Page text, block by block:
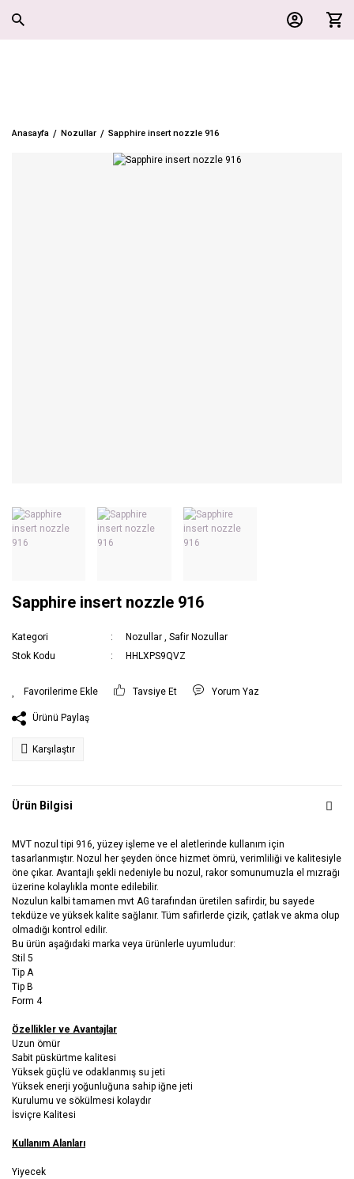
Anasayfa Nozullar Sapphire insert nozzle 916
Sapphire insert nozzle 916
Kategori Nozullar ,Safir Nozullar
Stok Kodu
HHLXPS9QVZ
Tavsiye Et Yorum Yaz
Ürünü Paylaş
Karşılaştır
Ürün Bilgisi
MVT nozul tipi 916, yüzey işleme ve el aletlerinde kullanım için
tasarlanmıştır. Nozul her şeyden önce hizmet ömrü, verimliliği ve kalitesiyle
öne çıkar. Avantajlı şekli nedeniyle bu nozul, rakor somunumuzla el mızrağı
üzerine kolaylıkla monte edilebilir.
Nozulun kalbi tamamen mvt AG tarafından üretilen safirdir, bu sayede
tekdüze ve yüksek kalite sağlanır. Tüm safirlerde çizik, çatlak ve akma olup
olmadığı kontrol edilir.
Bu ürün aşağıdaki marka veya ürünlerle uyumludur:
Stil 5
Tip A
Tip B
Form 4
Özellikler ve Avantajlar
Uzun ömür
Sabit püskürtme kalitesi
Yüksek güçlü ve odaklanmış su jeti
Yüksek enerji yoğunluğuna sahip iğne jeti
Kurulumu ve sökülmesi kolaydır
İsviçre Kalitesi
Kullanım Alanları
Yiyecek